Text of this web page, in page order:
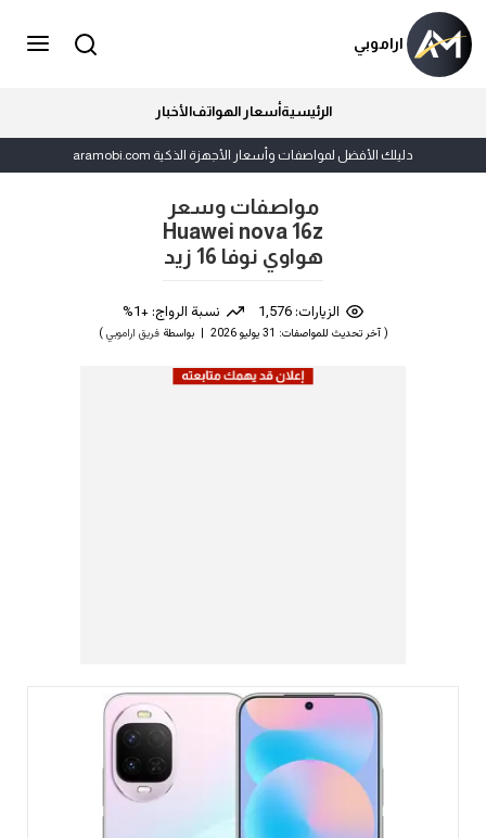
اراموبي
الرئيسيةأسعار الهواتفالأخبار
دليلك الأفضل لمواصفات وأسعار الأجهزة الذكية aramobi.com
مواصفات وسعر
Huawei nova 16z
هواوي نوفا 16 زيد
الزيارات: 1,576 نسبة الرواج: +1%
( آخر تحديث للمواصفات: 31 يوليو 2026 | بواسطة فريق اراموبي)